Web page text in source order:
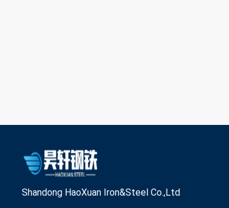
Shandong HaoXuan Iron&Steel Co.,Ltd